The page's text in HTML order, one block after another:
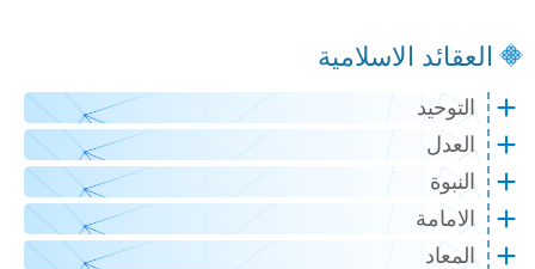
العقائد الاسلامية
التوحيد
العدل
النبوة
الامامة
المعاد